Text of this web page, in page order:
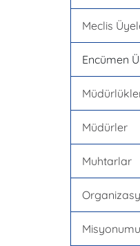
Meclis
Encümen
Müdürler
Muhtarlar